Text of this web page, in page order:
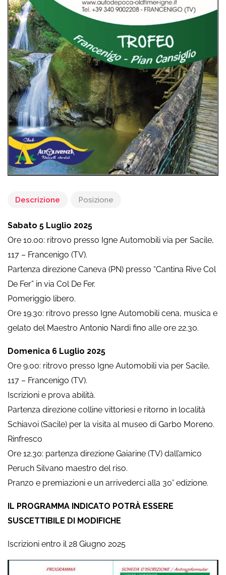
Descrizione Posizione
Sabato 5 Luglio 2025
Ore 10.00: ritrovo presso Igne Automobili via per Sacile,
117 – Francenigo (TV).
Partenza direzione Caneva (PN) presso “Cantina Rive Col
De Fer” in via Col De Fer.
Pomeriggio libero.
Ore 19.30: ritrovo presso Igne Automobili cena, musica e
gelato del Maestro Antonio Nardi fino alle ore 22.30.
Domenica 6 Luglio 2025
Ore 9.00: ritrovo presso Igne Automobili via per Sacile,
117 – Francenigo (TV).
Iscrizioni e prova abilità.
Partenza direzione colline vittoriesi e ritorno in località
Schiavoi (Sacile) per la visita al museo di Garbo Moreno.
Rinfresco
Ore 12.30: partenza direzione Gaiarine (TV) dall’amico
Peruch Silvano maestro del riso.
Pranzo e premiazioni e un arrivederci alla 30° edizione.
IL PROGRAMMA INDICATO POTRÀ ESSERE
SUSCETTIBILE DI MODIFICHE
Iscrizioni entro il 28 Giugno 2025